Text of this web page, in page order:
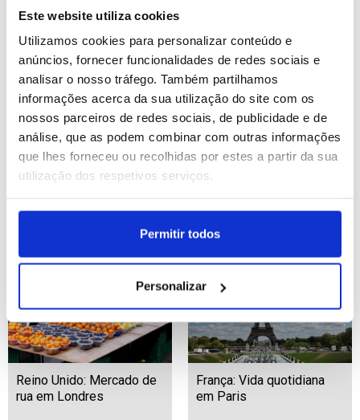
Este website utiliza cookies
Utilizamos cookies para personalizar conteúdo e
anúncios, fornecer funcionalidades de redes sociais e
analisar o nosso tráfego. Também partilhamos
informações acerca da sua utilização do site com os
nossos parceiros de redes sociais, de publicidade e de
análise, que as podem combinar com outras informações
que lhes forneceu ou recolhidas por estes a partir da sua
utilização dos respetivos serviços.
Permitir todos
Personalizar
19 IMAGENS
Povos Índigenas
Data: 06/08/2026 12:21
Espanha: Vindima em La
ID: 47572672
12 IMAGENS
Reino Unido: Mercado de
rua em Londres
França: Vida quotidiana
em Paris